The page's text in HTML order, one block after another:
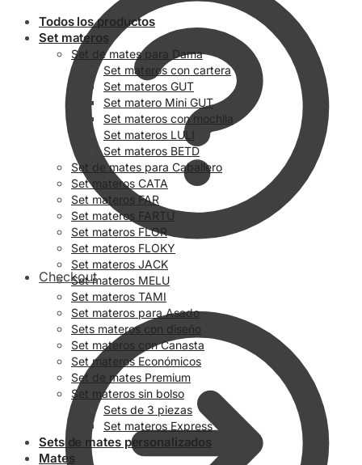
Checkout
Todos los productos
Set materos
Set de mates para Dama
Set materos con cartera
Set materos GUT
Set matero Mini GUT
Set materos con mochila
Set materos LULI
Set materos BETD
Set de mates para Caballero
Set materos CATA
Set materos FAR
Set materos FARTU
Set materos FLOR
Set materos FLOKY
Set materos JACK
Set materos MELU
Set materos TAMI
Set materos para Asado
Sets materos con diseño
Set materos con Canasta
Set materos Económicos
Set de mates Premium
Set materos sin bolso
Sets de 3 piezas
Set materos Express
Sets de mates personalizados
Mates